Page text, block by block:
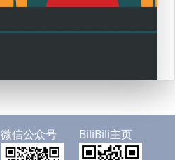
微信公众号 BiliBili主页